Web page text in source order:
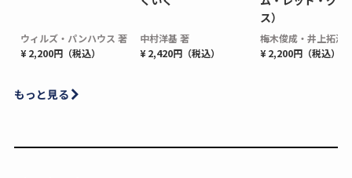
ウィルズ・パンハウス 著
¥ 2,200円（税込）
中村洋基 著
¥ 2,420円（税込）
ス）
梅木俊成・井上拓海
¥ 2,200円（税込）
もっと見る